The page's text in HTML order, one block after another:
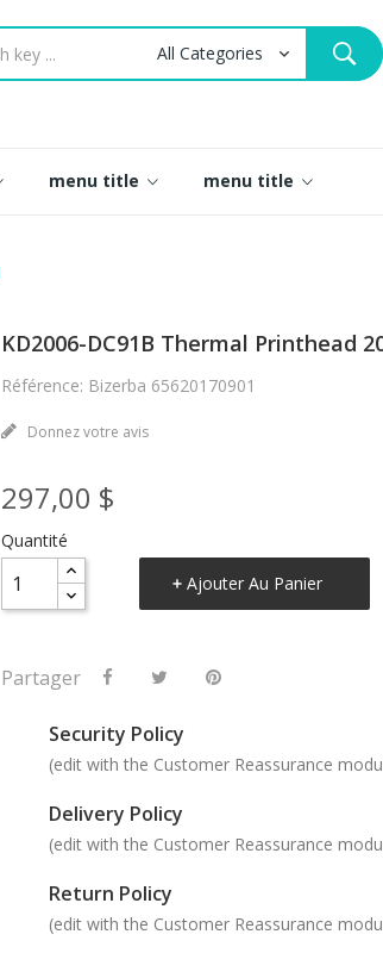
menu title menu title
KD2006-DC91B Thermal Printhead
Référence: Bizerba 65620170901
Donnez votre avis
297,00 $
Quantité
Ajouter Au Panier
Partager
Security Policy
(edit with the Customer Reassurance
Delivery Policy
(edit with the Customer Reassurance
Return Policy
(edit with the Customer Reassurance